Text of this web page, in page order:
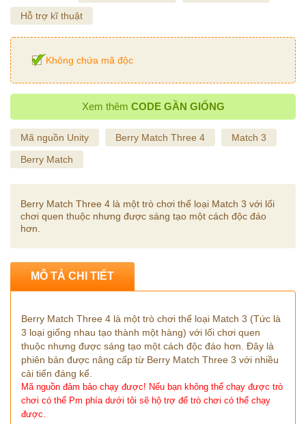
Hỗ trợ kĩ thuật
Không chứa mã độc
Xem thêm CODE GẦN GIỐNG
Mã nguồn Unity Berry Match Three 4
Match 3
Berry Match
Berry Match Three 4 là một trò chơi thể loại Match 3 với lối
chơi quen thuộc nhưng được sáng tạo một cách độc đáo
hơn.
MÔ TẢ CHI TIẾT
Berry Match Three 4 là một trò chơi thể loại Match 3 (Tức là
3 loại giống nhau tạo thành một hàng) với lối chơi quen
thuộc nhưng được sáng tạo một cách độc đáo hơn. Đây là
phiên bản được nâng cấp từ Berry Match Three 3 với nhiều
cải tiến đáng kể.
Mã nguồn đảm bảo chạy được! Nếu bạn không thể chạy được trò
chơi có thể Pm phía dưới tôi sẽ hộ trợ để trò chơi có thể chạy
được.